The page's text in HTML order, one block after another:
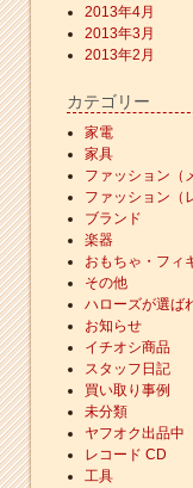
2013年4月
2013年3月
2013年2月
カテゴリー
家電
家具
ファッション（
ファッション（
ブランド
楽器
おもちゃ・フィ
その他
ハローズが選ば
お知らせ
イチオシ商品
スタッフ日記
買い取り事例
未分類
ヤフオク出品中
レコード CD
工具